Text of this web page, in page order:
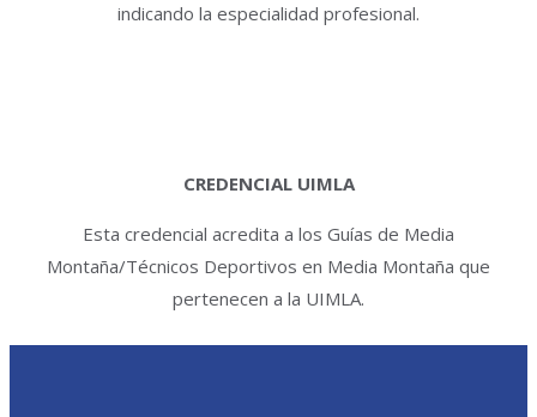
indicando la especialidad profesional.
CREDENCIAL UIMLA
Esta credencial acredita a los Guías de Media
Montaña/Técnicos Deportivos en Media Montaña que
pertenecen a la UIMLA.